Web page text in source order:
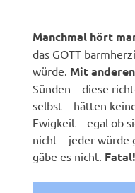
Manchmal hört
das GOTT
würde. Mit
Sünden – diese
selbst – hätten
Ewigkeit – egal ob
nicht – jeder würde
gäbe es nicht. Fatal!